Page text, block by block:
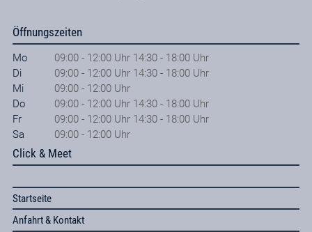
Öffnungszeiten
Mo
09:00 - 12:00 Uhr 14:30 - 18:00 Uhr
Di
09:00 - 12:00 Uhr 14:30 - 18:00 Uhr
Mi
09:00 - 12:00 Uhr
Do
09:00 - 12:00 Uhr 14:30 - 18:00 Uhr
Fr
09:00 - 12:00 Uhr 14:30 - 18:00 Uhr
Sa
09:00 - 12:00 Uhr
Click & Meet
Startseite
Anfahrt & Kontakt